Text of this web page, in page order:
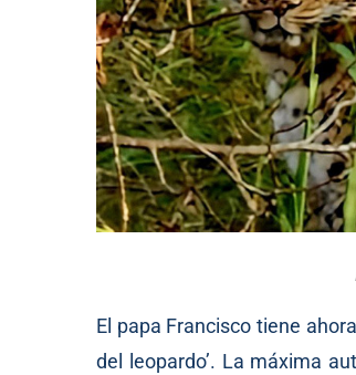
El papa Francisco tiene
del leopardo’. La máxima